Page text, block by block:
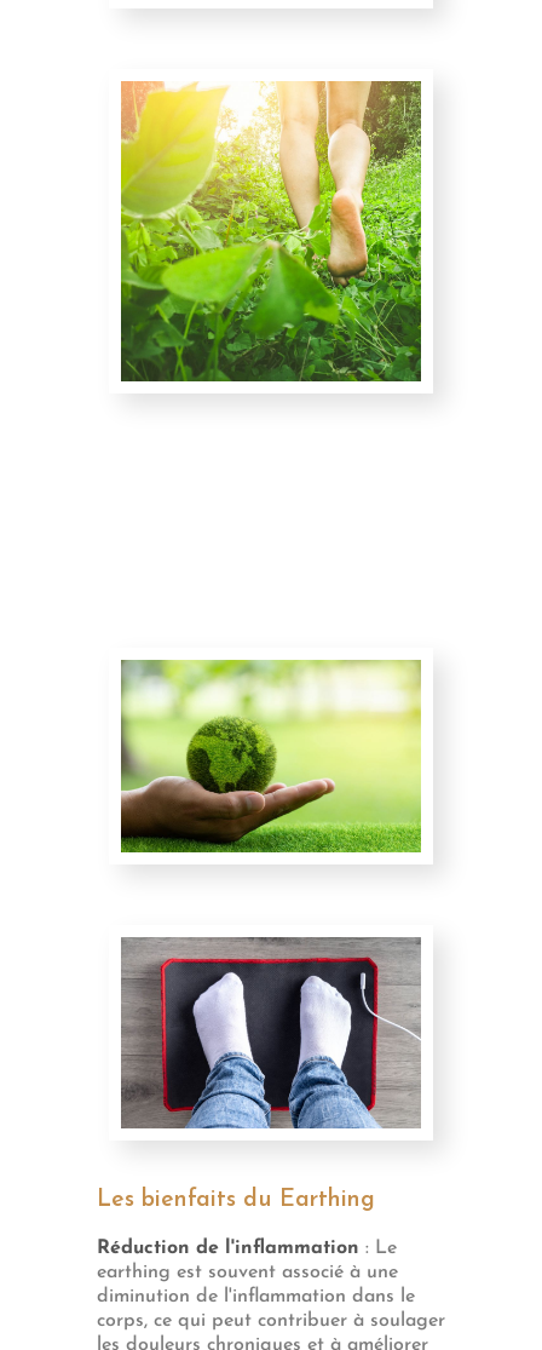
Les bienfaits du Earthing
Réduction de l'inflammation : Le
earthing est souvent associé à une
diminution de l'inflammation dans le
corps, ce qui peut contribuer à soulager
les douleurs chroniques et à améliorer